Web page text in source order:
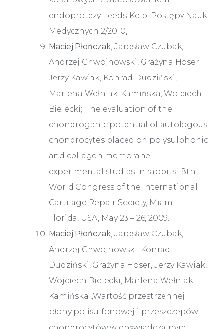
endoprotezy Leeds-Keio. Postępy Nauk
Medycznych 2/2010
Maciej Płończak , Jarosław Czubak,
Andrzej Chwojnowski, Grażyna Hoser,
Jerzy Kawiak, Konrad Dudziński,
Marlena Wełniak-Kamińska, Wojciech
Bielecki; ‘The evaluation of the
chondrogenic potential of autologous
chondrocytes placed on polysulphonic
and collagen membrane –
experimental studies in rabbits’. 8th
World Congress of the International
Cartilage Repair Society, Miami –
Florida, USA, May 23 – 26, 2009.
Maciej Płończak , Jarosław Czubak,
Andrzej Chwojnowski, Konrad
Dudziński, Grażyna Hoser, Jerzy Kawiak,
Wojciech Bielecki, Marlena Wełniak –
Kamińska „Wartość przestrzennej
błony polisulfonowej i przeszczepów
chondrocytów w doświadczalnym